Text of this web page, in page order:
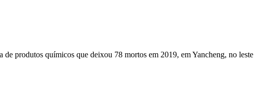
produtos químicos que deixou 78 mortos em 2019, em Yancheng, no leste